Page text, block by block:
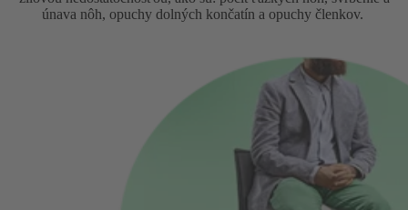
únava nôh, opuchy dolných končatín a opuchy členkov.